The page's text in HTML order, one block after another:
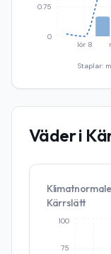
lör 8
0
0.75
Staplar:
Väder i
Kärrslätt
75
100